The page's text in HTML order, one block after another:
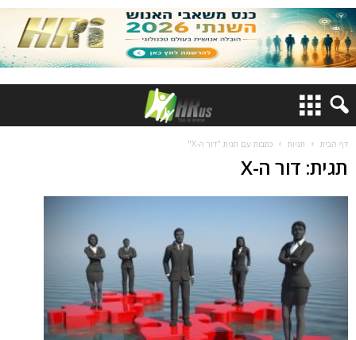
דף הבית תגיות כתבות עם תגית "דור ה-X"
תגית: דור ה-X